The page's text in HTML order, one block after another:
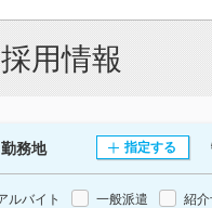
用情報
勤務地 指定する
ルバイト 一般派遣 紹